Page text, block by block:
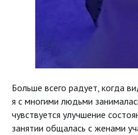
Больше всего радует, когда
я с многими людьми
чувствуется улучшение
занятии общалась с женами